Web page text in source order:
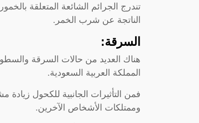
تندرج الجرائم الشائعة المتعلقة
الناتجة عن شرب الخمر.
السرقة:
هناك العديد من حالات السرقة
المملكة العربية السعودية.
فمن التأثيرات الجانبية للكحول
وممتلكات الأشخاص الآخرين.